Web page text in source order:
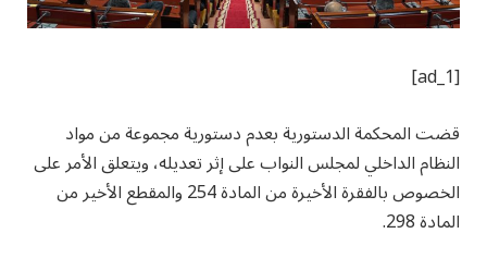
[ad_1]
قضت المحكمة الدستورية بعدم دستورية مجموعة من مواد
النظام الداخلي لمجلس النواب على إثر تعديله، ويتعلق الأمر على
الخصوص بالفقرة الأخيرة من المادة 254 والمقطع الأخير من
المادة 298.